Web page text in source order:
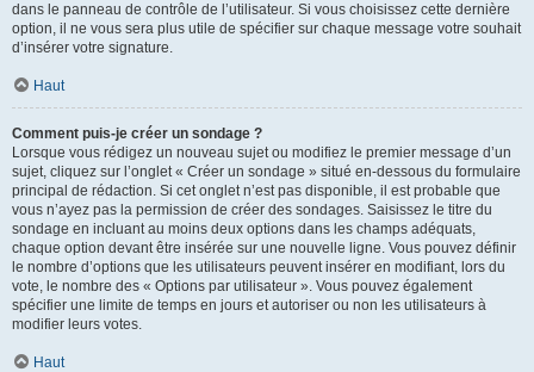
dans le panneau de contrôle de l’utilisateur. Si vous choisissez cette dernière
option, il ne vous sera plus utile de spécifier sur chaque message votre souhait
d’insérer votre signature.
Haut
Comment puis-je créer un sondage ?
Lorsque vous rédigez un nouveau sujet ou modifiez le premier message d’un
sujet, cliquez sur l’onglet « Créer un sondage » situé en-dessous du formulaire
principal de rédaction. Si cet onglet n’est pas disponible, il est probable que
vous n’ayez pas la permission de créer des sondages. Saisissez le titre du
sondage en incluant au moins deux options dans les champs adéquats,
chaque option devant être insérée sur une nouvelle ligne. Vous pouvez définir
le nombre d’options que les utilisateurs peuvent insérer en modifiant, lors du
vote, le nombre des « Options par utilisateur ». Vous pouvez également
spécifier une limite de temps en jours et autoriser ou non les utilisateurs à
modifier leurs votes.
Haut